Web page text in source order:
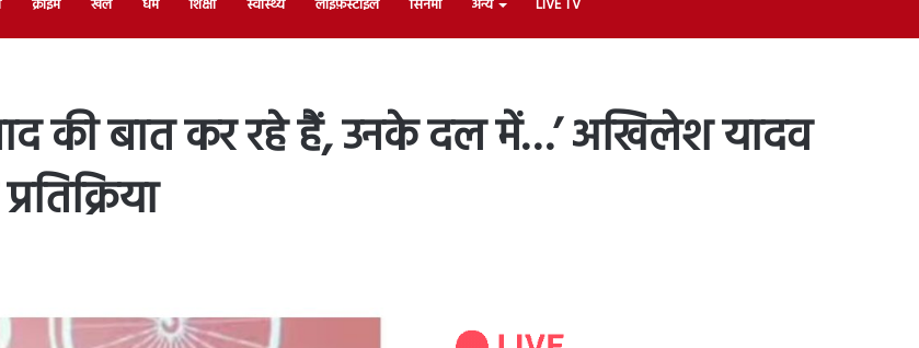
क्राइम खेल धर्म शिक्षा स्वास्थ्य लाइफ़स्टाइल सिनेमा अन्य LIVE TV
की बात कर रहे हैं, उनके दल में…’ अखिलेश यादव